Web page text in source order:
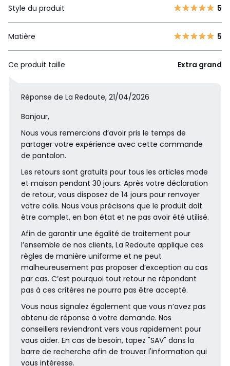
Style du produit 5
Matière 5
Ce produit taille Extra grand
Réponse de La Redoute, 21/04/2026
Bonjour,
Nous vous remercions d’avoir pris le temps de
partager votre expérience avec cette commande
de pantalon.
Les retours sont gratuits pour tous les articles mode
et maison pendant 30 jours. Après votre déclaration
de retour, vous disposez de 14 jours pour renvoyer
votre colis. Nous vous précisons que le produit doit
être complet, en bon état et ne pas avoir été utilisé.
Afin de garantir une égalité de traitement pour
l’ensemble de nos clients, La Redoute applique ces
règles de manière uniforme et ne peut
malheureusement pas proposer d’exception au cas
par cas. C’est pourquoi tout retour ne répondant
pas à ces critères ne pourra pas être accepté.
Vous nous signalez également que vous n’avez pas
obtenu de réponse à votre demande. Nos
conseillers reviendront vers vous rapidement pour
vous aider. En cas de besoin, tapez "SAV" dans la
barre de recherche afin de trouver l'information qui
vous intéresse.